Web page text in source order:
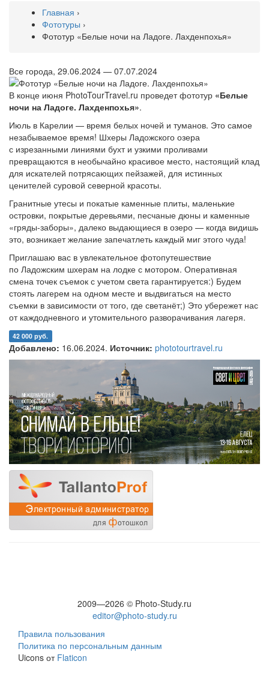
Главная ›
Фототуры ›
Фототур «Белые ночи на Ладоге. Лахденпохья»
Все города, 29.06.2024 — 07.07.2024
В конце июня PhotoTourTravel.ru проведет фототур «Белые
ночи на Ладоге. Лахденпохья».
Июль в Карелии — время белых ночей и туманов. Это самое
незабываемое время! Шхеры Ладожского озера
с изрезанными линиями бухт и узкими проливами
превращаются в необычайно красивое место, настоящий клад
для искателей потрясающих пейзажей, для истинных
ценителей суровой северной красоты.
Гранитные утесы и покатые каменные плиты, маленькие
островки, покрытые деревьями, песчаные дюны и каменные
«гряды-заборы», далеко выдающиеся в озеро — когда видишь
это, возникает желание запечатлеть каждый миг этого чуда!
Приглашаю вас в увлекательное фотопутешествие
по Ладожским шхерам на лодке с мотором. Оперативная
смена точек съемок с учетом света гарантируется:) Будем
стоять лагерем на одном месте и выдвигаться на место
съемки в зависимости от того, где светанёт;) Это убережет нас
от каждодневного и утомительного разворачивания лагеря.
42 000 руб.
Добавлено: 16.06.2024. Источник: phototourtravel.ru
2009—2026 © Photo-Study.ru
editor@photo-study.ru
Правила пользования
Политика по персональным данным
Uicons от Flaticon